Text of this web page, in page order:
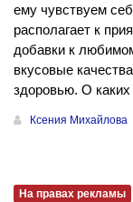
ему чувствуем
располагает к
добавки к
вкусовые
здоровью. О
Ксения Михайлова
На правах рекламы